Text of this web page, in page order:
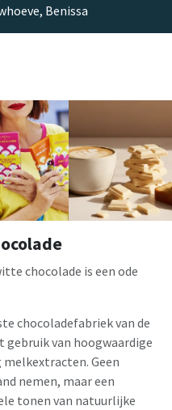
Benissa
chocolade is een ode
chocoladefabriek van de
gebruik van hoogwaardige
Geen
nemen, maar een
tonen van natuurlijke